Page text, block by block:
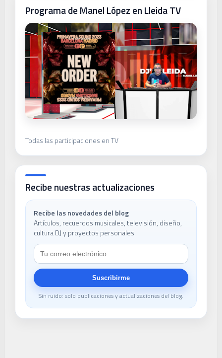
Programa de Manel López en Lleida TV
Todas las participaciones en TV
Recibe nuestras actualizaciones
Recibe las novedades del blog
Artículos, recuerdos musicales, televisión, diseño,
cultura DJ y proyectos personales.
Suscribirme
Sin ruido: solo publicaciones y actualizaciones del blog.